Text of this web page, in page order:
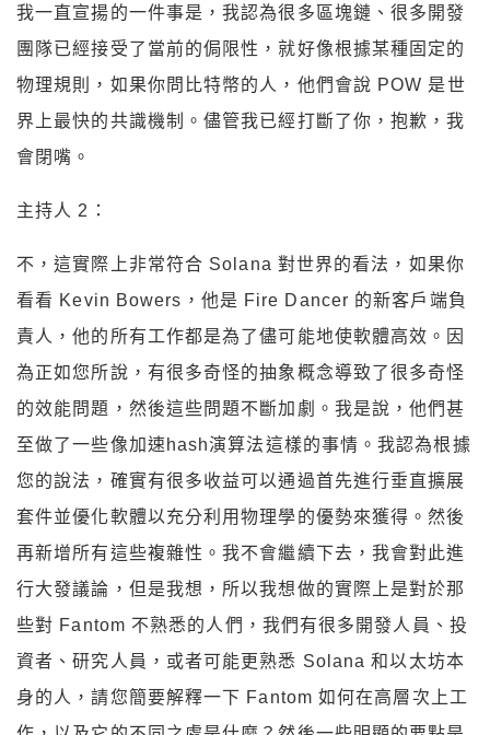
我一直宣揚的一件事是，我認為很多區塊鏈、很多開發
團隊已經接受了當前的侷限性，就好像根據某種固定的
物理規則，如果你問比特幣的人，他們會說 POW 是世
界上最快的共識機制。儘管我已經打斷了你，抱歉，我
會閉嘴。
主持人 2：
不，這實際上非常符合 Solana 對世界的看法，如果你
看看 Kevin Bowers，他是 Fire Dancer 的新客戶端負
責人，他的所有工作都是為了儘可能地使軟體高效。因
為正如您所說，有很多奇怪的抽象概念導致了很多奇怪
的效能問題，然後這些問題不斷加劇。我是說，他們甚
至做了一些像加速hash演算法這樣的事情。我認為根據
您的說法，確實有很多收益可以通過首先進行垂直擴展
套件並優化軟體以充分利用物理學的優勢來獲得。然後
再新增所有這些複雜性。我不會繼續下去，我會對此進
行大發議論，但是我想，所以我想做的實際上是對於那
些對 Fantom 不熟悉的人們，我們有很多開發人員、投
資者、研究人員，或者可能更熟悉 Solana 和以太坊本
身的人，請您簡要解釋一下 Fantom 如何在高層次上工